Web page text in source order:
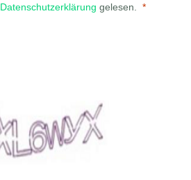
Datenschutzerklärung gelesen.